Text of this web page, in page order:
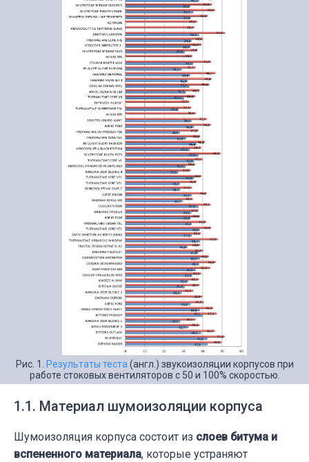
Рис. 1. Результаты теста(англ.) звукоизоляции корпусов при
работе стоковых вентиляторов с 50 и 100% скоростью.
1.1. Материал шумоизоляции корпуса
Шумоизоляция корпуса состоит из слоев битума и
вспененного материала, которые устраняют